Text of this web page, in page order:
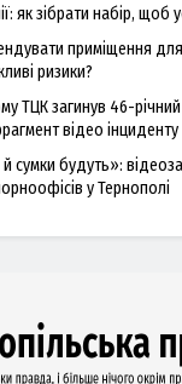
як зібрати набір, щоб
приміщення для
ризики?
ТЦК загинув 46-
відео інциденту
сумки будуть»:
у Тернополі